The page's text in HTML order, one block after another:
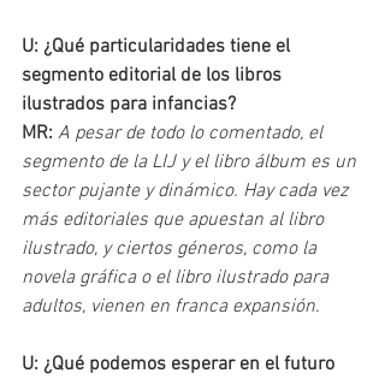
U: ¿Qué particularidades tiene el
segmento editorial de los libros
ilustrados para infancias?
MR: A pesar de todo lo comentado, el
segmento de la LIJ y el libro álbum es un
sector pujante y dinámico. Hay cada vez
más editoriales que apuestan al libro
ilustrado, y ciertos géneros, como la
novela gráfica o el libro ilustrado para
adultos, vienen en franca expansión.
U: ¿Qué podemos esperar en el futuro